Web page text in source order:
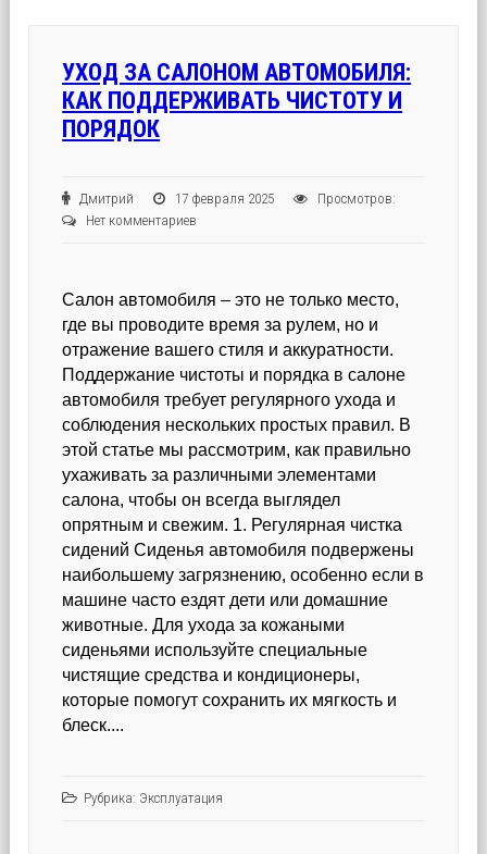
УХОД ЗА САЛОНОМ АВТОМОБИЛЯ:
КАК ПОДДЕРЖИВАТЬ ЧИСТОТУ И
ПОРЯДОК
Дмитрий 17 февраля 2025
Просмотров:
Нет комментариев
Салон автомобиля – это не только место,
где вы проводите время за рулем, но и
отражение вашего стиля и аккуратности.
Поддержание чистоты и порядка в салоне
автомобиля требует регулярного ухода и
соблюдения нескольких простых правил. В
этой статье мы рассмотрим, как правильно
ухаживать за различными элементами
салона, чтобы он всегда выглядел
опрятным и свежим. 1. Регулярная чистка
сидений Сиденья автомобиля подвержены
наибольшему загрязнению, особенно если в
машине часто ездят дети или домашние
животные. Для ухода за кожаными
сиденьями используйте специальные
чистящие средства и кондиционеры,
которые помогут сохранить их мягкость и
блеск....
Рубрика: Эксплуатация